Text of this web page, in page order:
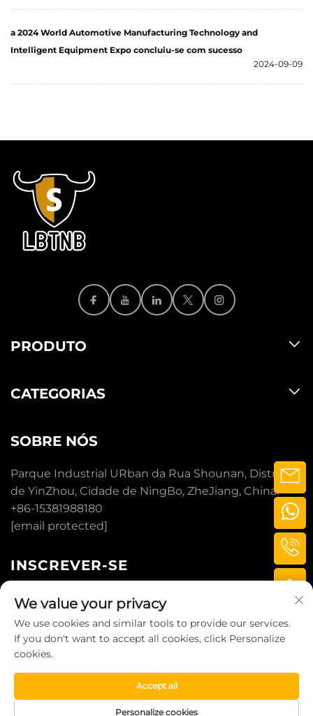
a 2024 World Automotive Manufacturing Technology and
Intelligent Equipment Expo concluiu-se com sucesso
2024-09-09
PRODUTO
CATEGORIAS
SOBRE NÓS
Parque Industrial URban da Rua Shounan, Distrito
de YinZhou, Cidade de NingBo, ZheJiang, China.
+86-15381988180
[email protected]
INSCREVER-SE
DIREITOS AUTORAIS © 2025 POR LITTLE
BUFFALO TECHNOLOGY (NINGBO) CO., LTD.
POLÍTICA DE PRIVACIDADE
We value your privacy
We use cookies and similar tools to provide our services.
If you don't want to accept all cookies, click Personalize
cookies.
Personalize cookies
Accept all